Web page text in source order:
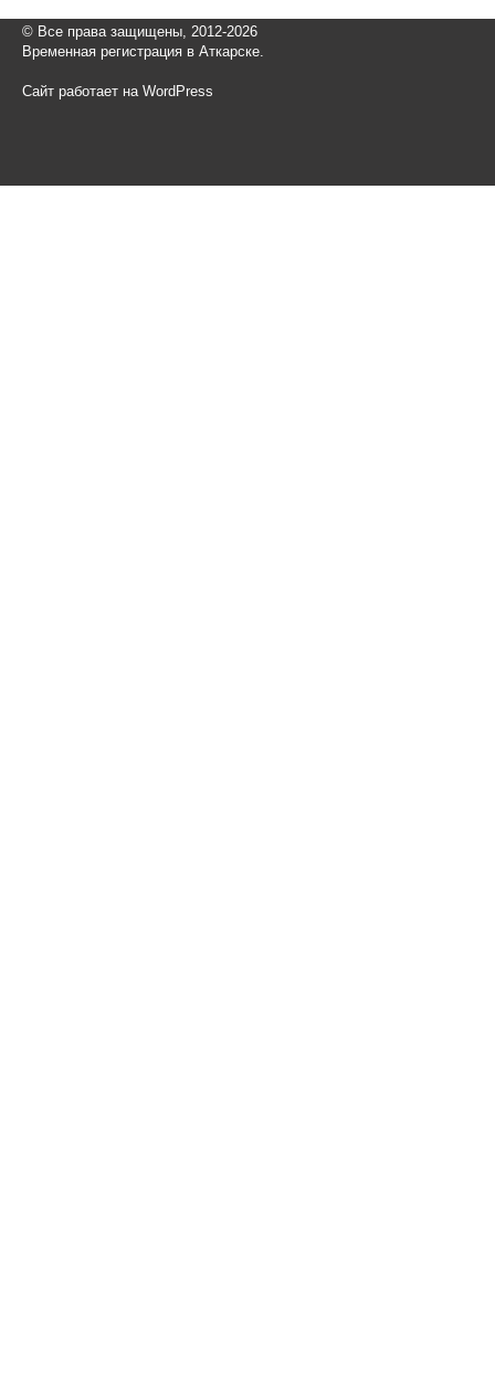
© Все права защищены, 2012-2026
Временная регистрация в Аткарске.
Сайт работает на WordPress